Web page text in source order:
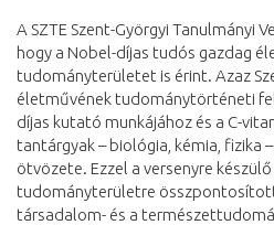
A SZTE Szent-Györgyi Tanulmányi
hogy a Nobel-díjas tudós gazdag
tudományterületet is érint. Azaz
életművének tudománytörténeti
díjas kutató munkájához és a C-
tantárgyak – biológia, kémia, fizika
ötvözete. Ezzel a versenyre
tudományterületre
társadalom- és a